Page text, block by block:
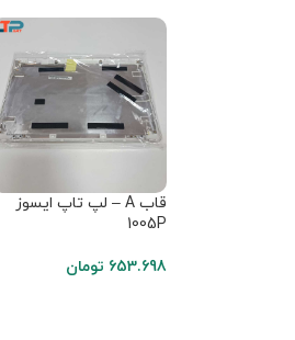
قاب A – لپ تاپ ایسوز
1005P
653.698 تومان